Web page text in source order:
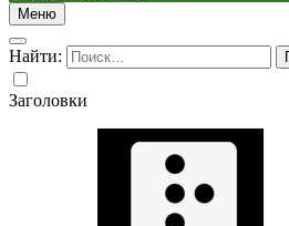
Меню
Найти:
Заголовки